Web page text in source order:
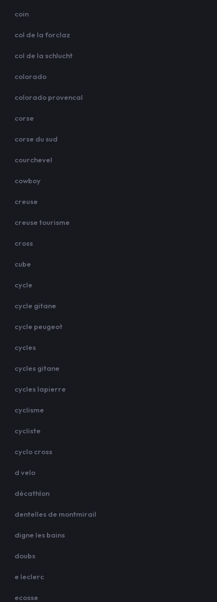
coin
col de la forclaz
col de la schlucht
colorado
colorado provencal
corse
corse du sud
courchevel
cowboy
creuse
creuse tourisme
cross
cube
cycle
cycle gitane
cycle peugeot
cycles
cycles gitane
cycles lapierre
cyclisme
cycliste
cyclo cross
d velo
décathlon
dentelles de montmirail
digne les bains
doubs
e leclerc
ecosse